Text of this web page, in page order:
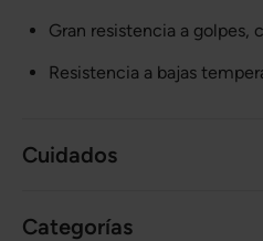
Gran resistencia a golpes,
Resistencia a bajas
Cuidados
Categorías